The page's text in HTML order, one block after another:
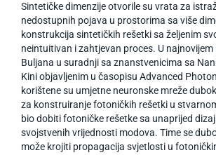
Sintetičke dimenzije otvorile su vrata za
nedostupnih pojava u prostorima sa više
konstrukcija sintetičkih rešetki sa željenim
neintuitivan i zahtjevan proces. U
Buljana u suradnji sa znanstvenicima sa
Kini objavljenim u časopisu Advanced
korištene su umjetne neuronske mreže
za konstruiranje fotoničkih rešetki u
bio dobiti fotoničke rešetke sa unaprijed
svojstvenih vrijednosti modova. Time se
može krojiti propagacija svjetlosti u